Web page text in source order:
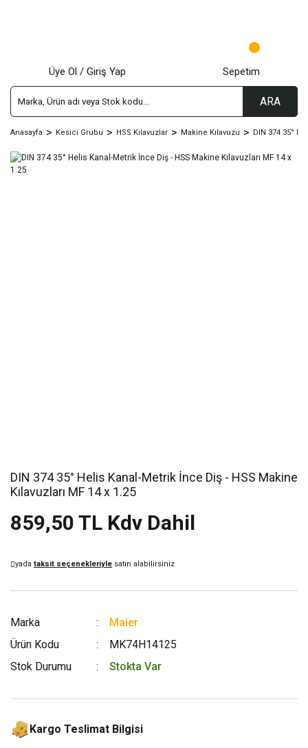
ARA
Üye Ol / Giriş Yap Sepetim
Anasayfa Kesici Grubu HSS Kılavuzlar Makine Kılavuzu DIN 374 35°
DIN 374 35° Helis Kanal-Metrik İnce Diş - HSS Makine
Kılavuzları MF 14 x 1.25
859,50 TL Kdv Dahil
yada taksit seçenekleriyle satın alabilirsiniz
Marka
Maier
Ürün Kodu
MK74H14125
Stok Durumu
Stokta Var
Kargo Teslimat Bilgisi